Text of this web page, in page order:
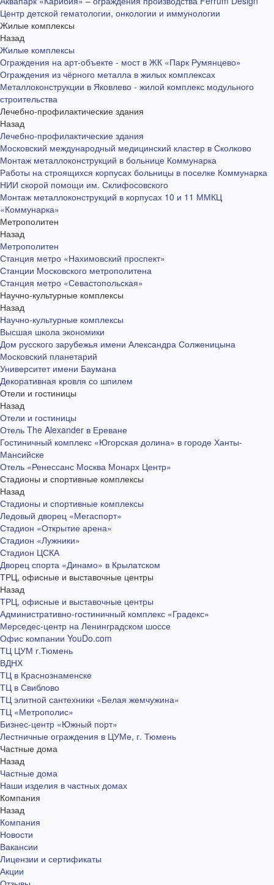
Центр детской гематологии, онкологии и иммунологии
Жилые комплексы
Назад
Жилые комплексы
Ограждения на арт-объекте - мост в ЖК «Парк Румянцево»
Ограждения из чёрного металла в жилых комплексах
Металлоконструкции в Яковлево - жилой комплекс модульного
строительства
Лечебно-профилактические здания
Назад
Лечебно-профилактические здания
Московский международный медицинский кластер в Сколково
Монтаж металлоконструкций в больнице Коммунарка
Работы на строящихся корпусах больницы в поселке Коммунарка
НИИ скорой помощи им. Склифосовского
Монтаж металлоконструкций в корпусах 10 и 11 ММКЦ
«Коммунарка»
Метрополитен
Назад
Метрополитен
Станция метро «Нахимовский проспект»
Станции Московского метрополитена
Станция метро «Севастопольская»
Научно-культурные комплексы
Назад
Научно-культурные комплексы
Высшая школа экономики
Дом русского зарубежья имени Александра Солженицына
Московский планетарий
Университет имени Баумана
Декоративная кровля со шпилем
Отели и гостиницы
Назад
Отели и гостиницы
Отель The Alexander в Ереване
Гостиничный комплекс «Югорская долина» в городе Ханты-
Мансийске
Отель «Ренессанс Москва Монарх Центр»
Стадионы и спортивные комплексы
Назад
Стадионы и спортивные комплексы
Ледовый дворец «Мегаспорт»
Стадион «Открытие арена»
Стадион «Лужники»
Стадион ЦСКА
Дворец спорта «Динамо» в Крылатском
ТРЦ, офисные и выставочные центры
Назад
ТРЦ, офисные и выставочные центры
Административно-гостиничный комплекс «Градекс»
Мерседес-центр на Ленинградском шоссе
Офис компании YouDo.com
ТЦ ЦУМ г.Тюмень
ВДНХ
ТЦ в Краснознаменске
ТЦ в Свиблово
ТЦ элитной сантехники «Белая жемчужина»
ТЦ «Метрополис»
Бизнес-центр «Южный порт»
Лестничные ограждения в ЦУМе, г. Тюмень
Частные дома
Назад
Частные дома
Наши изделия в частных домах
Компания
Назад
Компания
Новости
Вакансии
Лицензии и сертификаты
Акции